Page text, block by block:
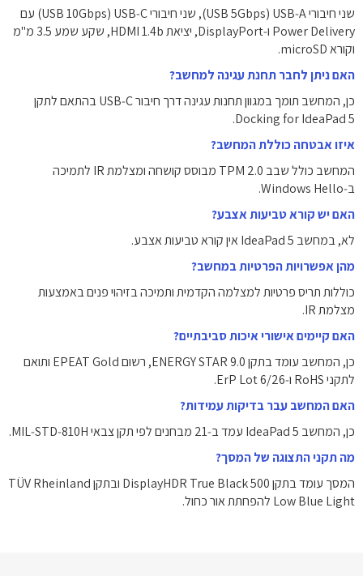
שני חיבורי USB‑A (‏USB 5Gbps), שני חיבורי USB‑C (‏USB 10Gbps) עם
Power Delivery ו‑DisplayPort, יציאת HDMI 1.4b, שקע שמע 3.5 מ"מ
וקורא microSD.
האם ניתן לחבר תחנת עגינה למחשב?
כן, המחשב תומך במגוון תחנות עגינה דרך חיבור USB‑C בהתאם לתקן
Docking for IdeaPad 5.
איזו אבטחה כוללת המחשב?
המחשב כולל שבב TPM 2.0 מבוסס קושחה ומצלמת IR לתמיכה
ב‑Windows Hello.
האם יש קורא טביעות אצבע?
לא, במחשב IdeaPad 5 אין קורא טביעות אצבע.
מהן אפשרויות הפרטיות במחשב?
כוללות תריס פרטיות למצלמה הקדמית ותמיכה בזיהוי פנים באמצעות
מצלמת IR.
האם קיימים אישורי איכות סביבתיים?
כן, המחשב עומד בתקן ENERGY STAR 9.0, רשום EPEAT Gold ותואם
לתקני RoHS ו‑ErP Lot 6/26.
האם המחשב עבר בדיקות עמידות?
כן, המחשב IdeaPad 5 עמד ב‑21 מבחנים לפי תקן צבאי MIL‑STD‑810H.
מה תקני התצוגה של המסך?
המסך עומד בתקן DisplayHDR True Black 500 ובתקן TÜV Rheinland
Low Blue Light להפחתת אור כחול.